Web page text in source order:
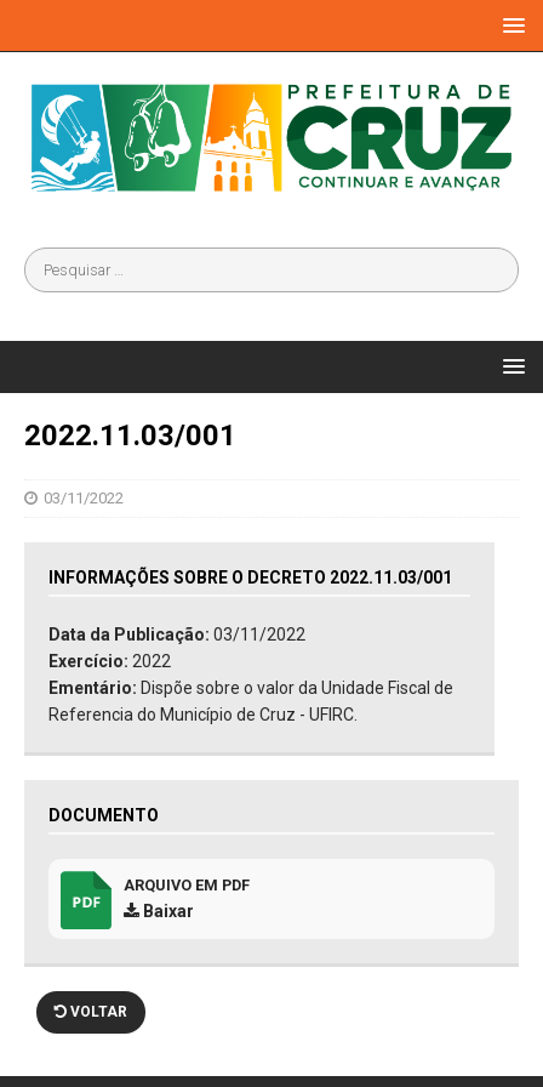
2022.11.03/001
03/11/2022
INFORMAÇÕES SOBRE O DECRETO 2022.11.03/001
Data da Publicação: 03/11/2022
Exercício: 2022
Ementário: Dispõe sobre o valor da Unidade Fiscal de
Referencia do Município de Cruz - UFIRC.
DOCUMENTO
ARQUIVO EM PDF
Baixar
VOLTAR